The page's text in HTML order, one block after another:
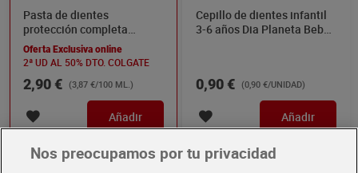
Pasta de dientes
protección completa
Original Colgate Total 75
ml
Oferta Exclusiva online
2ª UD AL 50% DTO. COLGATE
2,90 € (3,87 €/100 ML.)
Añadir
Cepillo de dientes infantil
3-6 años Dia Planeta Bebé
0,90 € (0,90 €/UNIDAD)
Añadir
Nos preocupamos por tu privacidad